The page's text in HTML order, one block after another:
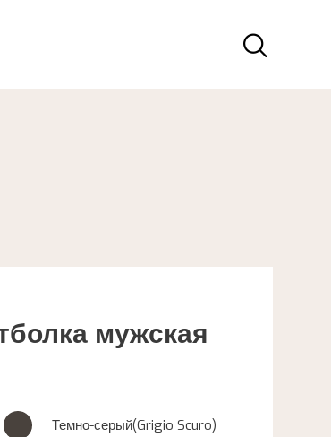
мужская
Темно-серый(Grigio Scuro)